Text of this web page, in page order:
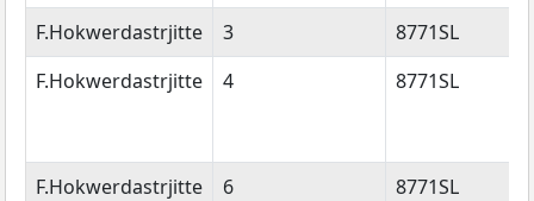
F.Hokwerdastrjitte 3 8771SL
F.Hokwerdastrjitte
4 8771SL
F.Hokwerdastrjitte 6 8771SL